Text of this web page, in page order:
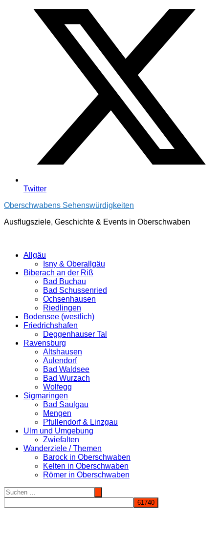
Twitter
Oberschwabens Sehenswürdigkeiten
Ausflugsziele, Geschichte & Events in Oberschwaben
Allgäu
Isny & Oberallgäu
Biberach an der Riß
Bad Buchau
Bad Schussenried
Ochsenhausen
Riedlingen
Bodensee (westlich)
Friedrichshafen
Deggenhauser Tal
Ravensburg
Altshausen
Aulendorf
Bad Waldsee
Bad Wurzach
Wolfegg
Sigmaringen
Bad Saulgau
Mengen
Pfullendorf & Linzgau
Ulm und Umgebung
Zwiefalten
Wanderziele / Themen
Barock in Oberschwaben
Kelten in Oberschwaben
Römer in Oberschwaben